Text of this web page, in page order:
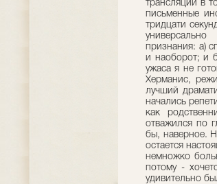
трансляции в
письменные
тридцати
признания: а)
и наоборот; и
ужаса я не
Херманис,
лучший
начались
как
отважился по
бы, наверное.
остается
немножко
потому -
удивительно